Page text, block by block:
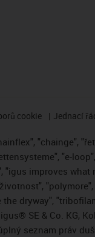
cookie Jednací
"chainge",
"e-
improves what
"polymore",
the dryway",
SE & Co. KG,
seznam práv